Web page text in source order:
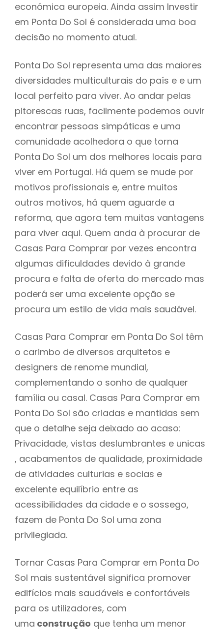
económica europeia. Ainda assim Investir
em Ponta Do Sol é considerada uma boa
decisão no momento atual.
Ponta Do Sol representa uma das maiores
diversidades multiculturais do país e e um
local perfeito para viver. Ao andar pelas
pitorescas ruas, facilmente podemos ouvir
encontrar pessoas simpáticas e uma
comunidade acolhedora o que torna
Ponta Do Sol um dos melhores locais para
viver em Portugal. Há quem se mude por
motivos profissionais e, entre muitos
outros motivos, há quem aguarde a
reforma, que agora tem muitas vantagens
para viver aqui. Quem anda à procurar de
Casas Para Comprar por vezes encontra
algumas dificuldades devido à grande
procura e falta de oferta do mercado mas
poderá ser uma excelente opção se
procura um estilo de vida mais saudável.
Casas Para Comprar em Ponta Do Sol têm
o carimbo de diversos arquitetos e
designers de renome mundial,
complementando o sonho de qualquer
família ou casal. Casas Para Comprar em
Ponta Do Sol são criadas e mantidas sem
que o detalhe seja deixado ao acaso:
Privacidade, vistas deslumbrantes e unicas
, acabamentos de qualidade, proximidade
de atividades culturias e socias e
excelente equilíbrio entre as
acessibilidades da cidade e o sossego,
fazem de Ponta Do Sol uma zona
privilegiada.
Tornar Casas Para Comprar em Ponta Do
Sol mais sustentável significa promover
edifícios mais saudáveis e confortáveis
para os utilizadores, com
uma construção que tenha um menor